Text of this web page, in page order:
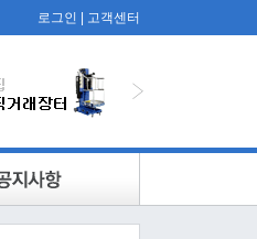
로그인 고객센터